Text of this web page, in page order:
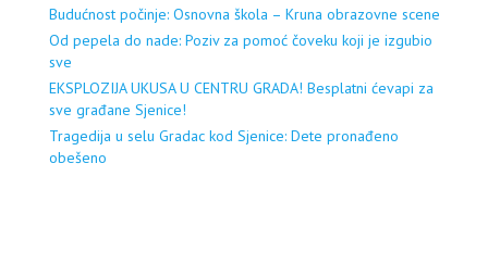
Budućnost počinje: Osnovna škola – Kruna obrazovne scene
Od pepela do nade: Poziv za pomoć čoveku koji je izgubio
sve
EKSPLOZIJA UKUSA U CENTRU GRADA! Besplatni ćevapi za
sve građane Sjenice!
Tragedija u selu Gradac kod Sjenice: Dete pronađeno
obešeno